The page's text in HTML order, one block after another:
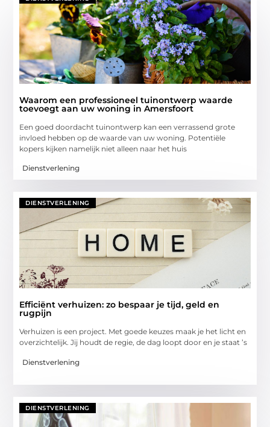
Waarom een professioneel tuinontwerp waarde
toevoegt aan uw woning in Amersfoort
Een goed doordacht tuinontwerp kan een verrassend grote
invloed hebben op de waarde van uw woning. Potentiële
kopers kijken namelijk niet alleen naar het huis
Dienstverlening
DIENSTVERLENING
Efficiënt verhuizen: zo bespaar je tijd, geld en
rugpijn
Verhuizen is een project. Met goede keuzes maak je het licht en
overzichtelijk. Jij houdt de regie, de dag loopt door en je staat ’s
Dienstverlening
DIENSTVERLENING